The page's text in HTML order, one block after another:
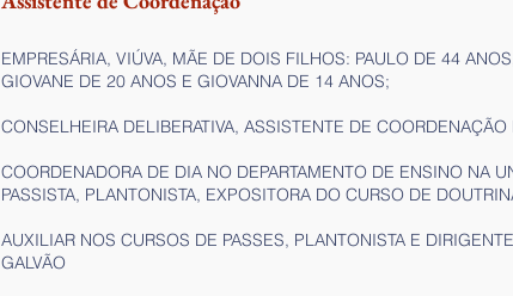
EMPRESÁRIA, VIÚVA, MÃE DE DOIS FILHOS: PAULO DE 44
GIOVANE DE 20 ANOS E GIOVANNA DE 14 ANOS;
CONSELHEIRA DELIBERATIVA, ASSISTENTE DE
COORDENADORA DE DIA NO DEPARTAMENTO DE ENSINO NA
PASSISTA, PLANTONISTA, EXPOSITORA DO CURSO DE
AUXILIAR NOS CURSOS DE PASSES, PLANTONISTA E
GALVÃO